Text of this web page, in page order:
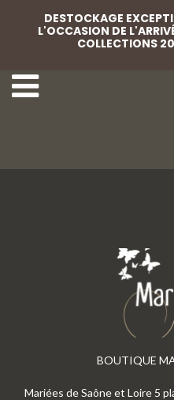
BOUTIQUE
Mariées de Saône et Loire 5
DESTOCKAGE
L'OCCASION DE
COLLECTIONS